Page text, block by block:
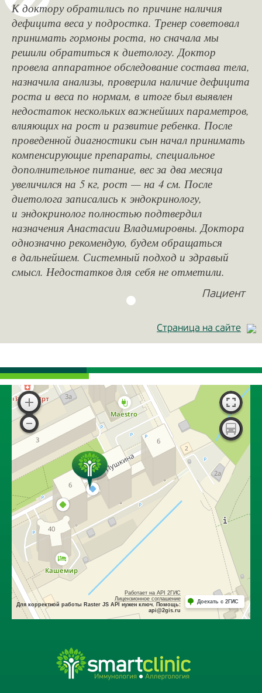
К доктору обратились по причине наличия
дефицита веса у подростка. Тренер советовал
принимать гормоны роста, но сначала мы
решили обратиться к диетологу. Доктор
провела аппаратное обследование состава тела,
назначила анализы​, проверила наличие дефицита
роста и веса по нормам, в итоге был выявлен
недостаток нескольких важнейших параметров,
влияющих на рост и развитие ребенка. После
проведенной диагностики сын начал принимать
компенсирующие препараты, специальное
дополнительное питание, вес за два месяца
увеличился на 5 кг, рост — на 4 см. После
диетолога записались к эндокринологу,
и эндокринолог полностью подтвердил
назначения Анастасии Владимировны. Доктора
однозначно рекомендую, будем обращаться
в дальнейшем. Системный подход и здравый
смысл. Недостатков для себя не отметили.
Пациент
Страница на сайте